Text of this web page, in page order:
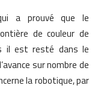
a prouvé que le
de couleur de
il est resté dans le
sur nombre de
la robotique, par